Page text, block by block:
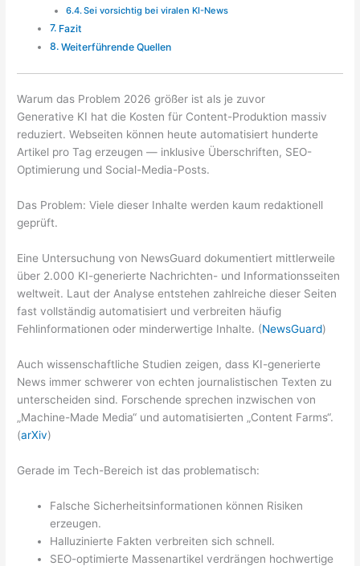
Sei vorsichtig bei viralen KI-News
Fazit
Weiterführende Quellen
Warum das Problem 2026 größer ist als je zuvor
Generative KI hat die Kosten für Content-Produktion massiv
reduziert. Webseiten können heute automatisiert hunderte
Artikel pro Tag erzeugen — inklusive Überschriften, SEO-
Optimierung und Social-Media-Posts.
Das Problem: Viele dieser Inhalte werden kaum redaktionell
geprüft.
Eine Untersuchung von NewsGuard dokumentiert mittlerweile
über 2.000 KI-generierte Nachrichten- und Informationsseiten
weltweit. Laut der Analyse entstehen zahlreiche dieser Seiten
fast vollständig automatisiert und verbreiten häufig
Fehlinformationen oder minderwertige Inhalte. (NewsGuard)
Auch wissenschaftliche Studien zeigen, dass KI-generierte
News immer schwerer von echten journalistischen Texten zu
unterscheiden sind. Forschende sprechen inzwischen von
„Machine-Made Media“ und automatisierten „Content Farms“.
(arXiv)
Gerade im Tech-Bereich ist das problematisch:
Falsche Sicherheitsinformationen können Risiken
erzeugen.
Halluzinierte Fakten verbreiten sich schnell.
SEO-optimierte Massenartikel verdrängen hochwertige